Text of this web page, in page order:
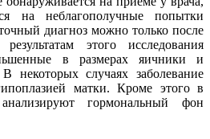
на неблагополучные попытки
диагноз можно только после
этого исследования
в размерах яичники и
некоторых случаях заболевание
матки. Кроме этого в
гормональный фон